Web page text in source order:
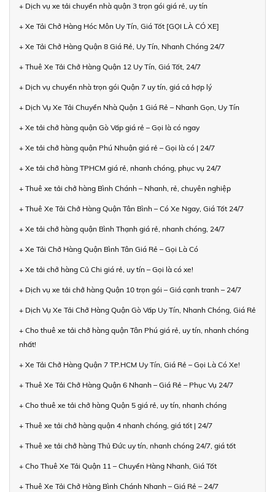
+ Dịch vụ xe tải chuyển nhà quận 3 trọn gói giá rẻ, uy tín
+ Xe Tải Chở Hàng Hóc Môn Uy Tín, Giá Tốt [GỌI LÀ CÓ XE]
+ Xe Tải Chở Hàng Quận 8 Giá Rẻ, Uy Tín, Nhanh Chóng 24/7
+ Thuê Xe Tải Chở Hàng Quận 12 Uy Tín, Giá Tốt, 24/7
+ Dịch vụ chuyển nhà trọn gói Quận 7 uy tín, giá cả hợp lý
+ Dịch Vụ Xe Tải Chuyển Nhà Quận 1 Giá Rẻ – Nhanh Gọn, Uy Tín
+ Xe tải chở hàng quận Gò Vấp giá rẻ – Gọi là có ngay
+ Xe tải chở hàng quận Phú Nhuận giá rẻ – Gọi là có | 24/7
+ Xe tải chở hàng TPHCM giá rẻ, nhanh chóng, phục vụ 24/7
+ Thuê xe tải chở hàng Bình Chánh – Nhanh, rẻ, chuyên nghiệp
+ Thuê Xe Tải Chở Hàng Quận Tân Bình – Có Xe Ngay, Giá Tốt 24/7
+ Xe tải chở hàng quận Bình Thạnh giá rẻ, nhanh chóng, 24/7
+ Xe Tải Chở Hàng Quận Bình Tân Giá Rẻ – Gọi Là Có
+ Xe tải chở hàng Củ Chi giá rẻ, uy tín – Gọi là có xe!
+ Dịch vụ xe tải chở hàng Quận 10 trọn gói – Giá cạnh tranh – 24/7
+ Dịch Vụ Xe Tải Chở Hàng Quận Gò Vấp Uy Tín, Nhanh Chóng, Giá Rẻ
+ Cho thuê xe tải chở hàng quận Tân Phú giá rẻ, uy tín, nhanh chóng
nhất!
+ Xe Tải Chở Hàng Quận 7 TP.HCM Uy Tín, Giá Rẻ – Gọi Là Có Xe!
+ Thuê Xe Tải Chở Hàng Quận 6 Nhanh – Giá Rẻ – Phục Vụ 24/7
+ Cho thuê xe tải chở hàng Quận 5 giá rẻ, uy tín, nhanh chóng
+ Thuê xe tải chở hàng quận 4 nhanh chóng, giá tốt | 24/7
+ Thuê xe tải chở hàng Thủ Đức uy tín, nhanh chóng 24/7, giá tốt
+ Cho Thuê Xe Tải Quận 11 – Chuyển Hàng Nhanh, Giá Tốt
+ Thuê Xe Tải Chở Hàng Bình Chánh Nhanh – Giá Rẻ – 24/7